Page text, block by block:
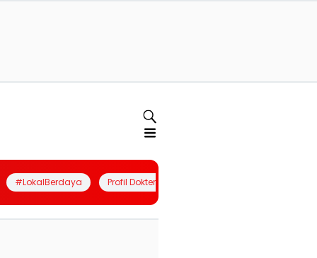
#LokalBerdaya Profil Dokter